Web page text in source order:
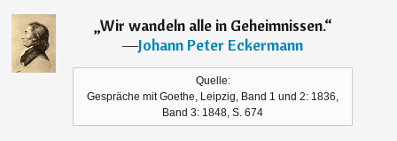
„Wir wandeln alle in Geheimnissen.“
―Johann Peter Eckermann
Quelle:
Gespräche mit Goethe, Leipzig, Band 1 und 2: 1836,
Band 3: 1848, S. 674